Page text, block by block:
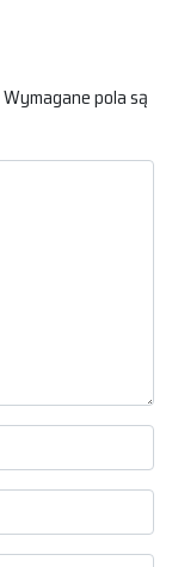
Wymagane pola są